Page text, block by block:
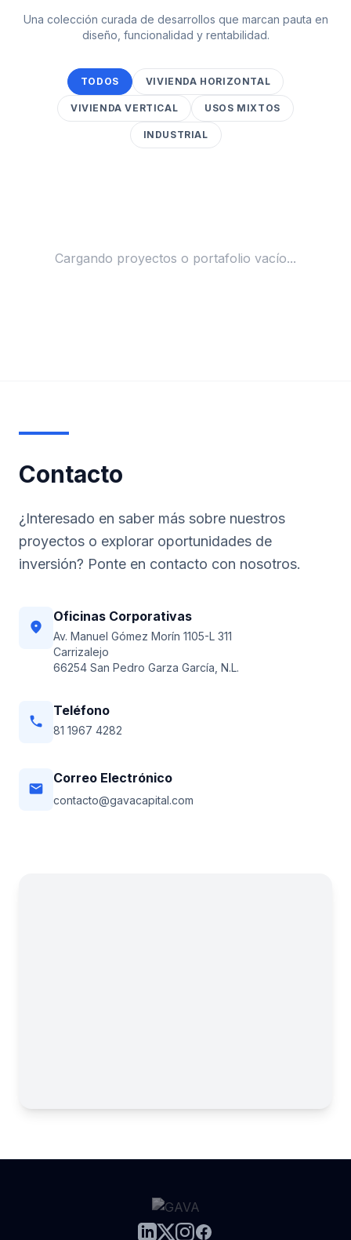
Una colección curada de desarrollos que marcan pauta en
diseño, funcionalidad y rentabilidad.
TODOS VIVIENDA HORIZONTAL
VIVIENDA VERTICAL USOS MIXTOS
INDUSTRIAL
Cargando proyectos o portafolio vacío...
Contacto
¿Interesado en saber más sobre nuestros
proyectos o explorar oportunidades de
inversión? Ponte en contacto con nosotros.
location_on
Oficinas Corporativas
Av. Manuel Gómez Morín 1105-L 311
Carrizalejo
66254 San Pedro Garza García, N.L.
phone
Teléfono
81 1967 4282
email
Correo Electrónico
contacto@gavacapital.com